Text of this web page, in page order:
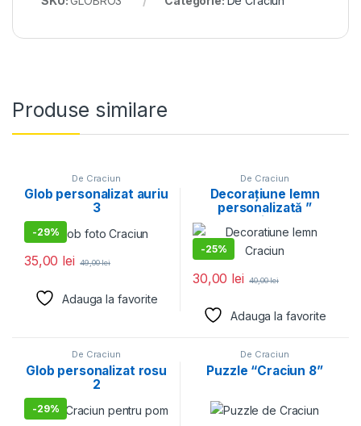
Produse similare
De Craciun
Glob personalizat auriu
3
-29%
35,00 lei 49,00lei
Adauga la favorite
De Craciun
Decorațiune lemn
personalizată ”
-25%
30,00 lei 40,00lei
Adauga la favorite
De Craciun
Glob personalizat rosu
2
-29%
De Craciun
Puzzle “Craciun 8”